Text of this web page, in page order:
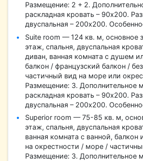
Размещение: 2 + 2.
раскладная кровать – 90х200.
двуспальная – 200х200.
Suite room — 124 кв. м, основное
этаж, спальня, двуспальная
диван, ванная комната с душем
балкон / французский балкон /
частичный вид на море или
Размещение: 3. Дополнительное
раскладная кровать – 90х200.
двуспальная – 200х200.
Superior room — 75-85 кв. м,
этаж, спальня, двуспальная
ванная комната с ванной, балкон
на окрестности / море /
Размещение: 3. Дополнительное